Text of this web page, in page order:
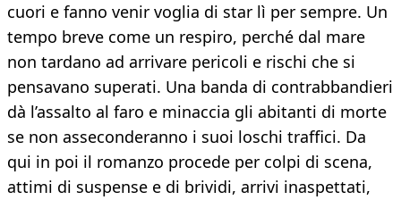
cuori e fanno venir voglia di star lì per sempre. Un
tempo breve come un respiro, perché dal mare
non tardano ad arrivare pericoli e rischi che si
pensavano superati. Una banda di contrabbandieri
dà l’assalto al faro e minaccia gli abitanti di morte
se non asseconderanno i suoi loschi traffici. Da
qui in poi il romanzo procede per colpi di scena,
attimi di suspense e di brividi, arrivi inaspettati,